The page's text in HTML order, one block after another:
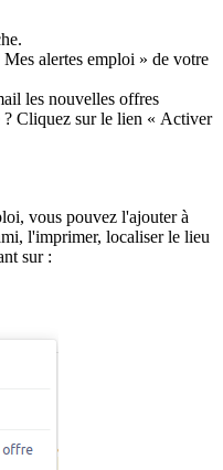
alertes emploi » de votre
les nouvelles offres
? Cliquez sur le lien « Activer
vous pouvez l'ajouter à
l'imprimer, localiser le lieu
sur :